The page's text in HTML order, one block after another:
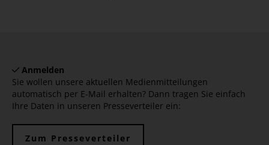
Anmelden
Sie wollen unsere aktuellen Medienmitteilungen
automatisch per E-Mail erhalten? Dann tragen Sie einfach
Ihre Daten in unseren Presseverteiler ein:
Zum Presseverteiler